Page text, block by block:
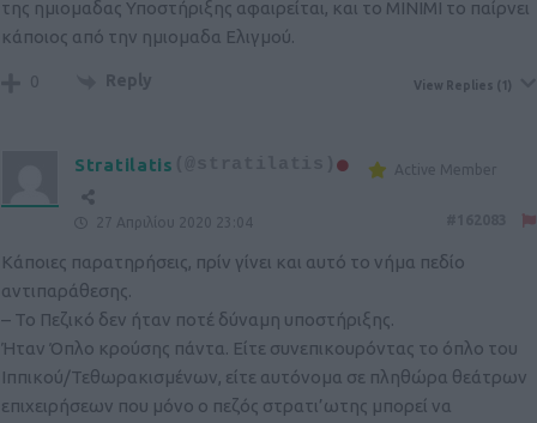
της ημιομαδας Υποστήριξης αφαιρείται, και το ΜΙΝΙΜΙ το παίρνει
κάποιος από την ημιομαδα Ελιγμού.
0 Reply View Replies (1)
Stratilatis Active Member
27 Απριλίου 2020 23:04
Κάποιες παρατηρήσεις, πρίν γίνει και αυτό το νήμα πεδίο
αντιπαράθεσης.
– Το Πεζικό δεν ήταν ποτέ δύναμη υποστήριξης.
Ήταν Όπλο κρούσης πάντα. Είτε συνεπικουρόντας το όπλο του
Ιππικού/Τεθωρακισμένων, είτε αυτόνομα σε πληθώρα θεάτρων
επιχειρήσεων που μόνο ο πεζός στρατι’ωτης μπορεί να